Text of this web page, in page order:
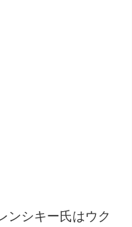
ンシキー氏はウク